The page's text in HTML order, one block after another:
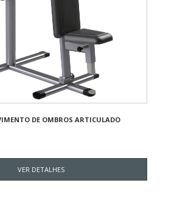
DE OMBROS ARTICULADO
VER DETALHES